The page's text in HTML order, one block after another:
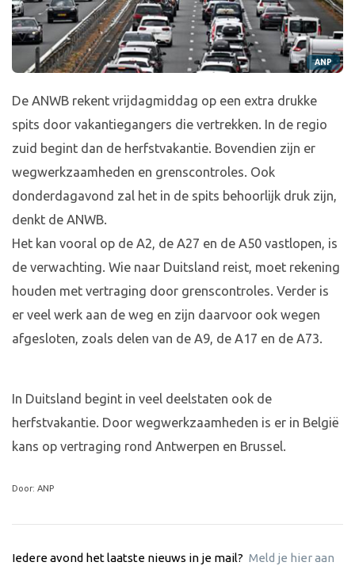
ANP
De ANWB rekent vrijdagmiddag op een extra drukke
spits door vakantiegangers die vertrekken. In de regio
zuid begint dan de herfstvakantie. Bovendien zijn er
wegwerkzaamheden en grenscontroles. Ook
donderdagavond zal het in de spits behoorlijk druk zijn,
denkt de ANWB.
Het kan vooral op de A2, de A27 en de A50 vastlopen, is
de verwachting. Wie naar Duitsland reist, moet rekening
houden met vertraging door grenscontroles. Verder is
er veel werk aan de weg en zijn daarvoor ook wegen
afgesloten, zoals delen van de A9, de A17 en de A73.
In Duitsland begint in veel deelstaten ook de
herfstvakantie. Door wegwerkzaamheden is er in België
kans op vertraging rond Antwerpen en Brussel.
Door: ANP
Iedere avond het laatste nieuws in je mail? Meld je hier aan